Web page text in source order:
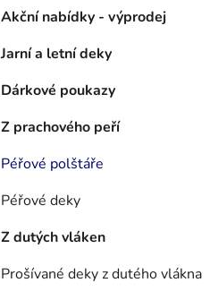
Akční nabídky - výprodej
Jarní a letní deky
Dárkové poukazy
Z prachového peří
Péřové polštáře
Péřové deky
Z dutých vláken
Prošívané deky z dutého vlákna